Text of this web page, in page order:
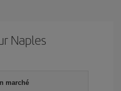
Naples
marché